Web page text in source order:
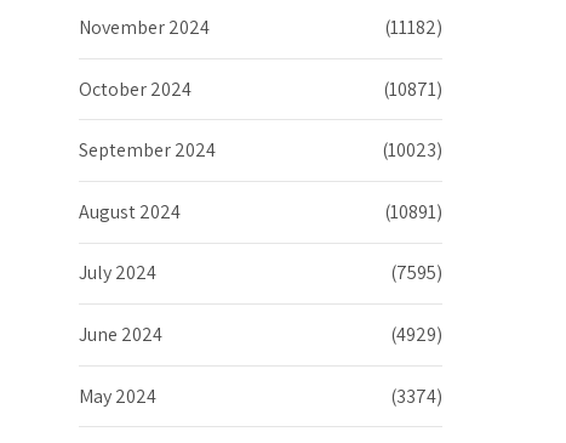
November 2024 (11182)
October 2024 (10871)
September 2024 (10023)
August 2024 (10891)
July 2024 (7595)
June 2024 (4929)
May 2024 (3374)